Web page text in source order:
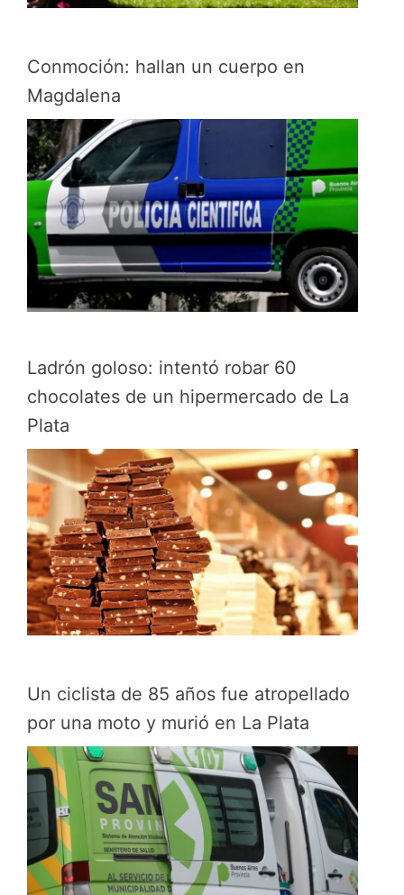
Conmoción: hallan un cuerpo en
Magdalena
Ladrón goloso: intentó robar 60
chocolates de un hipermercado de La
Plata
Un ciclista de 85 años fue atropellado
por una moto y murió en La Plata